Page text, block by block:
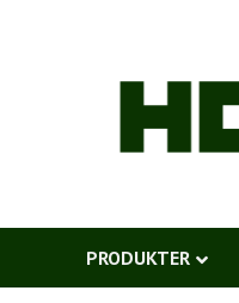
PRODUKTER